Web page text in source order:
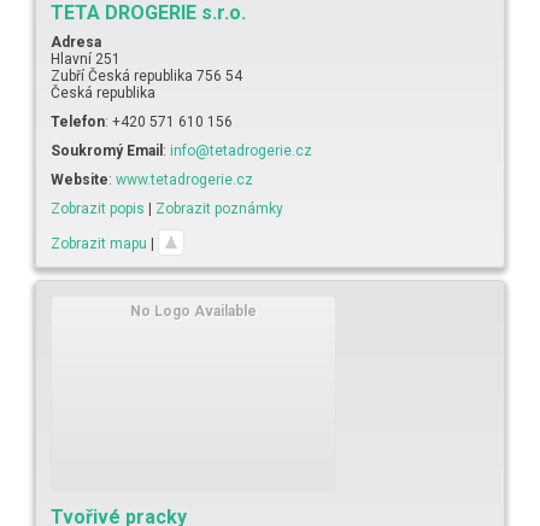
TETA DROGERIE s.r.o.
Adresa
Hlavní 251
Zubří Česká republika 756 54
Česká republika
Telefon: +420 571 610 156
Soukromý Email : info@tetadrogerie.cz
Website: www.tetadrogerie.cz
Zobrazit popis
Zobrazit poznámky
Zobrazit mapu
No Logo Available
Tvořivé pracky